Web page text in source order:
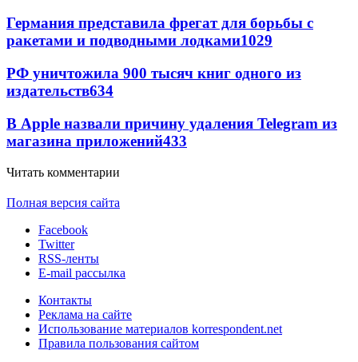
Германия представила фрегат для борьбы с
ракетами и подводными лодками1029
РФ уничтожила 900 тысяч книг одного из
издательств634
В Apple назвали причину удаления Telegram из
магазина приложений433
Читать комментарии
Полная версия сайта
Facebook
Twitter
RSS-ленты
E-mail рассылка
Контакты
Реклама на сайте
Использование материалов korrespondent.net
Правила пользования сайтом